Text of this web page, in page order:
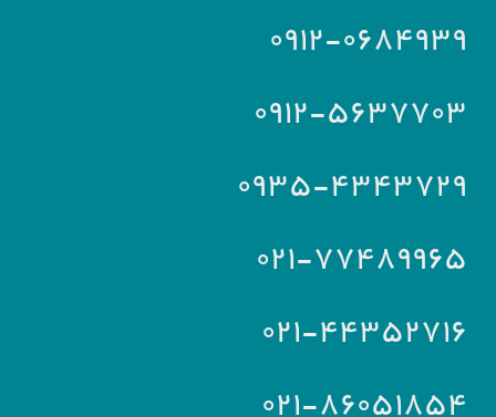
۰۹۱۲-۰۶۸۴۹۳۹
۰۹۱۲-۵۶۳۷۷۰۳
۰۹۳۵-۴۳۴۳۷۲۹
۰۲۱-۷۷۴۸۹۹۶۵
۰۲۱-۴۴۳۵۲۷۱۶
۰۲۱-۸۶۰۵۱۸۵۴